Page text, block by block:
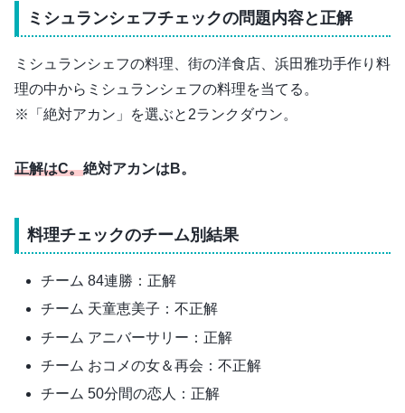
ミシュランシェフチェックの問題内容と正解
ミシュランシェフの料理、街の洋食店、浜田雅功手作り料
理の中からミシュランシェフの料理を当てる。
※「絶対アカン」を選ぶと2ランクダウン。
正解はC。絶対アカンは B。
料理チェックのチーム別結果
チーム 84連勝：正解
チーム 天童恵美子：不正解
チーム アニバーサリー：正解
チーム おコメの女＆再会：不正解
チーム 50分間の恋人：正解